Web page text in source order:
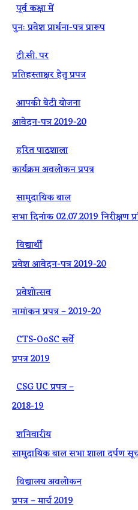
पूर्व कक्षा में
पुनः प्रवेश प्रार्थना-पत्र प्रारूप
टी.सी. पर
प्रतिहस्ताक्षर हेतु प्रपत्र
आपकी बेटी योजना
आवेदन-पत्र 2019-20
हरित पाठशाला
कार्यक्रम अवलोकन प्रपत्र
सामुदायिक बाल
सभा दिनांक 02.07.2019 निरीक्षण
विद्यार्थी
प्रवेश आवेदन-पत्र 2019-20
प्रवेशोत्सव
नामांकन प्रपत्र – 2019-20
CTS-OoSC सर्वे
प्रपत्र 2019
CSG UC प्रपत्र –
2018-19
शनिवारीय
सामुदायिक बाल सभा शाला दर्पण
विद्यालय अवलोकन
प्रपत्र – मार्च 2019